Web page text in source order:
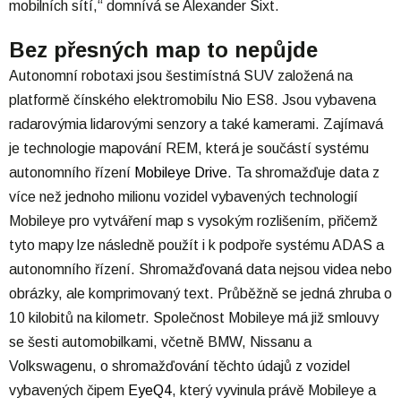
mobilních sítí,“ domnívá se Alexander Sixt.
Bez přesných map to nepůjde
Autonomní robotaxi jsou šestimístná SUV založená na
platformě čínského elektromobilu Nio ES8. Jsou vybavena
radarovýmia lidarovými senzory a také kamerami. Zajímavá
je technologie mapování REM, která je součástí systému
autonomního řízení Mobileye Drive. Ta shromažďuje data z
více než jednoho milionu vozidel vybavených technologií
Mobileye pro vytváření map s vysokým rozlišením, přičemž
tyto mapy lze následně použít i k podpoře systému ADAS a
autonomního řízení. Shromažďovaná data nejsou videa nebo
obrázky, ale komprimovaný text. Průběžně se jedná zhruba o
10 kilobitů na kilometr. Společnost Mobileye má již smlouvy
se šesti automobilkami, včetně BMW, Nissanu a
Volkswagenu, o shromažďování těchto údajů z vozidel
vybavených čipem EyeQ4, který vyvinula právě Mobileye a